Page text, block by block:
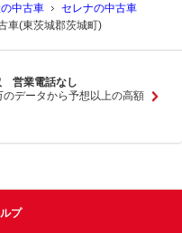
中古車
セレナの中古車
車(東茨城郡茨城町)
営業電話なし
のデータから予想以上の高額
プ